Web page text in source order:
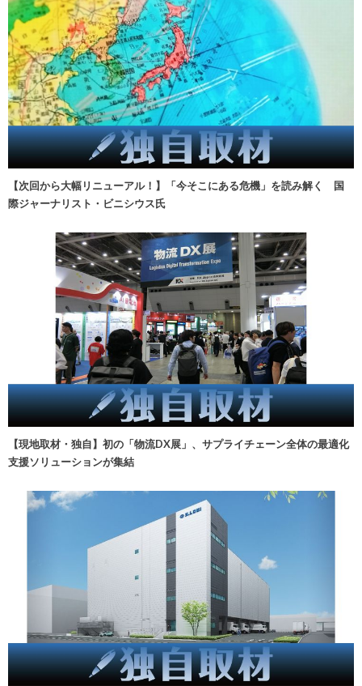
【次回から大幅リニューアル！】「今そこにある危機」を読み解く 国
際ジャーナリスト・ビニシウス氏
【現地取材・独自】初の「物流DX展」、サプライチェーン全体の最適化
支援ソリューションが集結